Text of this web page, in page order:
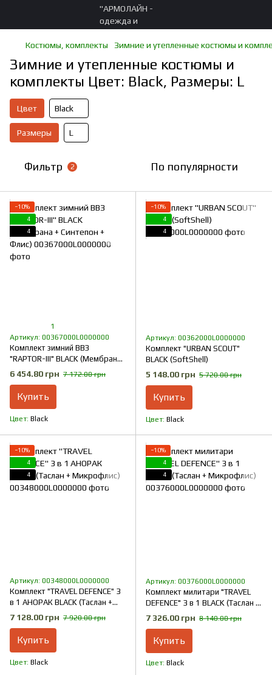
Костюмы, комплекты Зимние и утепленные костюмы и
Зимние и утепленные костюмы и
комплекты Цвет: Black, Размеры: L
Цвет Black
Размеры L
Фильтр 2 По популярности
−10%
4
4
1
Артикул: 00367000L0000000
Комплект зимний ВВЗ
"RAPTOR-III" BLACK (Мембрана
+ Синтепон + Флис)
6 454.80 грн 7 172.00 грн
Купить
Цвет Black
−10%
4
4
Артикул: 00362000L0000000
Комплект "URBAN SCOUT"
BLACK (SoftShell)
5 148.00 грн 5 720.00 грн
Купить
Цвет Black
−10%
4
4
Артикул: 00348000L0000000
Комплект "TRAVEL DEFENCE" 3
в 1 АНОРАК BLACK (Таслан +
Микрофлис)
7 128.00 грн 7 920.00 грн
Купить
Цвет Black
−10%
4
4
Артикул: 00376000L0000000
Комплект милитари "TRAVEL
DEFENCE" 3 в 1 BLACK (Таслан +
Микрофлис)
7 326.00 грн 8 140.00 грн
Купить
Цвет Black